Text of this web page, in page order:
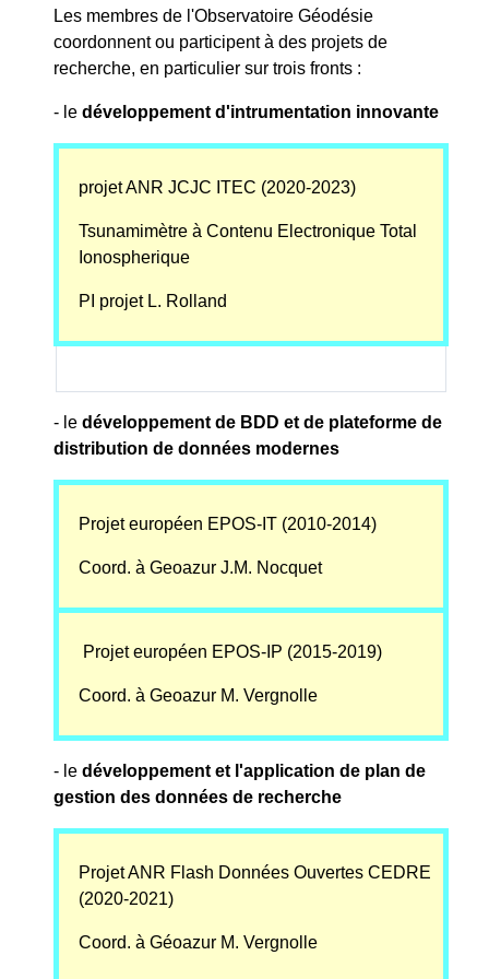
Les membres de l'Observatoire Géodésie
coordonnent ou participent à des projets de
recherche, en particulier sur trois fronts :
- le développement d'intrumentation innovante
projet ANR JCJC ITEC (2020-2023)
Tsunamimètre à Contenu Electronique Total
Ionospherique
PI projet L. Rolland
- le développement de BDD et de plateforme de
distribution de données modernes
Projet européen EPOS-IT (2010-2014)
Coord. à Geoazur J.M. Nocquet
Projet européen EPOS-IP (2015-2019)
Coord. à Geoazur M. Vergnolle
- le développement et l'application de plan de
gestion des données de recherche
Projet ANR Flash Données Ouvertes CEDRE
(2020-2021)
Coord. à Géoazur M. Vergnolle